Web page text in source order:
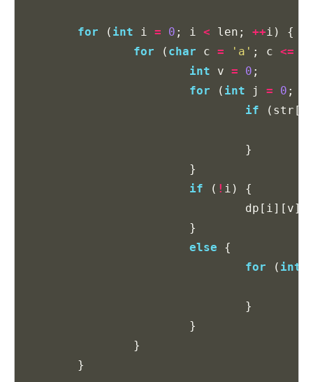
for ( int i = 0 ; i < len ; ++i )
{
for
( char c = 'a' ; c <=
int
v = 0 ;
for
( int j = 0 ;
if
( str [
}
}
if
( ! i )
{
dp [ i][ v]
}
else
{
for
( int
}
}
}
}